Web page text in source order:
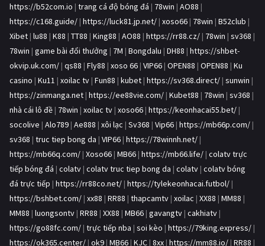
https://b52com.io | trang cá độ bóng đá | 78win | AO88 |
https://c168.guide/ | https://luck81.jp.net/ | xoso66 | 78win | B52club |
Xibet | lu88 | K88 | TT88 | King88 | AO88 | https://rr88.cz/ | 78win | sv368 |
78win | game bài đổi thưởng | 7M | Bongdalu | DH88 | https://shbet-
okvip.uk.com/ | qs88 | Fly88 | xoso 66 | VIP66 | OPEN88 | OPEN88 | Ku
casino | Ku11 | xoilac tv | Fun88 | kubet | https://sv368.direct/ | sunwin |
https://zinmanga.net | https://ee88vie.com/ | Kubet88 | 78win | sv368 |
nhà cái lô đề | 78win | xoilac tv | xoso66 | https://keonhacai55.bet/ |
socolive | Alo789 | Ae888 | xôi lạc | Sv368 | Vip66 | https://mb66p.com/ |
sv368 | truc tiep bong da | VIP66 | https://78winnh.net/ |
https://mb66q.com/ | Xoso66 | MB66 | https://mb66.life/ | colatv trực
tiếp bóng đá | colatv | colatv truc tiep bong da | colatv | colatv bóng
đá trực tiếp | https://rr88co.net/ | https://tylekeonhacai.futbol/ |
https://bshbet.com/ | xx88 | RR88 | thapcamtv | xoilac | XX88 | MM88 |
MM88 | luongsontv | RR88 | XX88 | MB66 | gavangtv | cakhiatv |
https://go88fc.com/ | trực tiếp nba | soi kèo | https://79king.express/ |
https://ok365.center/ | ok9 | MB66 | KJC | 8xx | https://mm88.io/ | RR88 |